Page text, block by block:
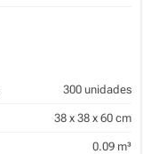
300 unidades
38 x 38 x 60 cm
0.09 m³